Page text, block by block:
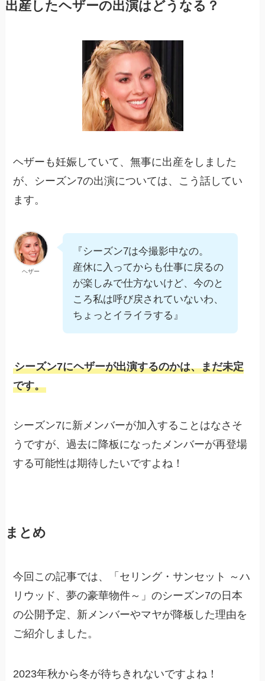
出産したヘザーの出演はどうなる？
ヘザーも妊娠していて、無事に出産をしました
が、シーズン7の出演については、こう話してい
ます。
ヘザー
『シーズン7は今撮影中なの。
産休に入ってからも仕事に戻るの
が楽しみで仕方ないけど、今のと
ころ私は呼び戻されていないわ、
ちょっとイライラする』
シーズン7にヘザーが出演するのかは、まだ未定
です。
シーズン7に新メンバーが加入することはなさそ
うですが、過去に降板になったメンバーが再登場
する可能性は期待したいですよね！
まとめ
今回この記事では、「セリング・サンセット ～ハ
リウッド、夢の豪華物件～」のシーズン7の日本
の公開予定、新メンバーやマヤが降板した理由を
ご紹介しました。
2023年秋から冬が待ちきれないですよね！